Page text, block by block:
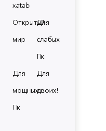
xatab
Открытый
мир
Для
слабых
Пк
Для
мощных
Пк
Для
двоих!